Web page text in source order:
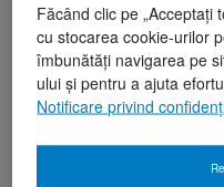
Făcând clic pe „Acceptați
cu stocarea cookie-urilor
îmbunătăți navigarea pe
ului și pentru a ajuta
Notificare privind